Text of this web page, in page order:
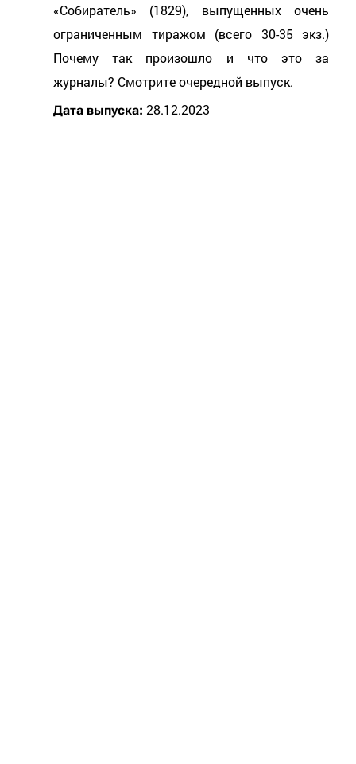
«Собиратель» (1829), выпущенных очень
ограниченным тиражом (всего 30-35 экз.)
Почему так произошло и что это за
журналы? Смотрите очередной выпуск.
Дата выпуска:28.12.2023